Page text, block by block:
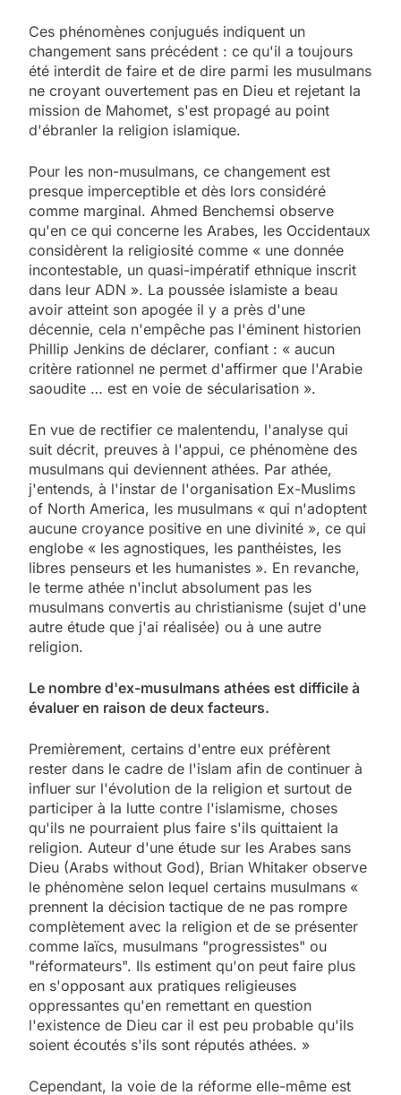
Ces phénomènes conjugués indiquent un
changement sans précédent : ce qu'il a toujours
été interdit de faire et de dire parmi les musulmans
ne croyant ouvertement pas en Dieu et rejetant la
mission de Mahomet, s'est propagé au point
d'ébranler la religion islamique.
Pour les non-musulmans, ce changement est
presque imperceptible et dès lors considéré
comme marginal. Ahmed Benchemsi observe
qu'en ce qui concerne les Arabes, les Occidentaux
considèrent la religiosité comme « une donnée
incontestable, un quasi-impératif ethnique inscrit
dans leur ADN ». La poussée islamiste a beau
avoir atteint son apogée il y a près d'une
décennie, cela n'empêche pas l'éminent historien
Phillip Jenkins de déclarer, confiant : « aucun
critère rationnel ne permet d'affirmer que l'Arabie
saoudite … est en voie de sécularisation ».
En vue de rectifier ce malentendu, l'analyse qui
suit décrit, preuves à l'appui, ce phénomène des
musulmans qui deviennent athées. Par athée,
j'entends, à l'instar de l'organisation Ex-Muslims
of North America, les musulmans « qui n'adoptent
aucune croyance positive en une divinité », ce qui
englobe « les agnostiques, les panthéistes, les
libres penseurs et les humanistes ». En revanche,
le terme athée n'inclut absolument pas les
musulmans convertis au christianisme (sujet d'une
autre étude que j'ai réalisée) ou à une autre
religion.
Le nombre d'ex-musulmans athées est difficile à
évaluer en raison de deux facteurs.
Premièrement, certains d'entre eux préfèrent
rester dans le cadre de l'islam afin de continuer à
influer sur l'évolution de la religion et surtout de
participer à la lutte contre l'islamisme, choses
qu'ils ne pourraient plus faire s'ils quittaient la
religion. Auteur d'une étude sur les Arabes sans
Dieu (Arabs without God), Brian Whitaker observe
le phénomène selon lequel certains musulmans «
prennent la décision tactique de ne pas rompre
complètement avec la religion et de se présenter
comme laïcs, musulmans "progressistes" ou
"réformateurs". Ils estiment qu'on peut faire plus
en s'opposant aux pratiques religieuses
oppressantes qu'en remettant en question
l'existence de Dieu car il est peu probable qu'ils
soient écoutés s'ils sont réputés athées. »
Cependant, la voie de la réforme elle-même est